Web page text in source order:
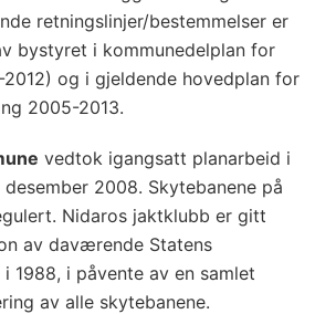
retningslinjer/bestemmelser er
bystyret i kommunedelplan for
og i gjeldende hovedplan for
2005-2013.
vedtok igangsatt planarbeid i
2008. Skytebanene på
Nidaros jaktklubb er gitt
av daværende Statens
1988, i påvente av en samlet
av alle skytebanene.